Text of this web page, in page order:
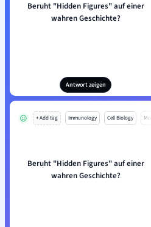
Beruht "Hidden Figures" auf einer
wahren Geschichte?
Antwort zeigen
+ Add tag Immunology Cell Biology Mo
Beruht "Hidden Figures" auf einer
wahren Geschichte?